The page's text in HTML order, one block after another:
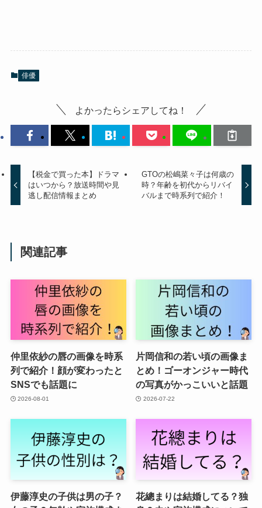
俳優
よかったらシェアしてね！
【税金で買った本】ドラマ
はいつから？放送時間や見
逃し配信情報まとめ
GTOの松嶋菜々子は何歳の
時？年齢を初代からリバイ
バルまで時系列で紹介！
関連記事
仲里依紗の唇の画像を時系
列で紹介！顔が変わったと
SNSでも話題に
2026-08-01
片岡信和の若い頃の画像ま
とめ！ゴーオンジャー時代
の写真がかっこいいと話題
2026-07-22
伊藤淳史の子供は男の子？
花總まりは結婚してる？独